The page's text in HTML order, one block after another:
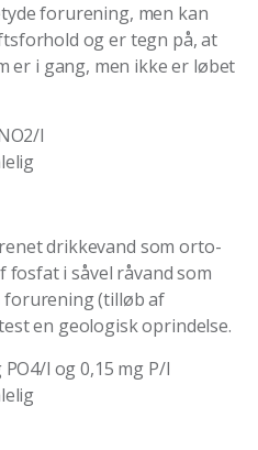
forurening, men kan
og er tegn på, at
er i gang, men ikke er løbet
l
drikkevand som orto-
i såvel råvand som
(tilløb af
en geologisk oprindelse.
l og 0,15 mg P/l